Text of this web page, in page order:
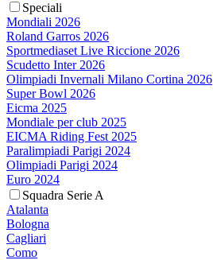
Speciali
Mondiali 2026
Roland Garros 2026
Sportmediaset Live Riccione 2026
Scudetto Inter 2026
Olimpiadi Invernali Milano Cortina 2026
Super Bowl 2026
Eicma 2025
Mondiale per club 2025
EICMA Riding Fest 2025
Paralimpiadi Parigi 2024
Olimpiadi Parigi 2024
Euro 2024
Squadra Serie A
Atalanta
Bologna
Cagliari
Como